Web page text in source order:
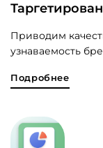
Приводим
узнаваемость
Подробнее